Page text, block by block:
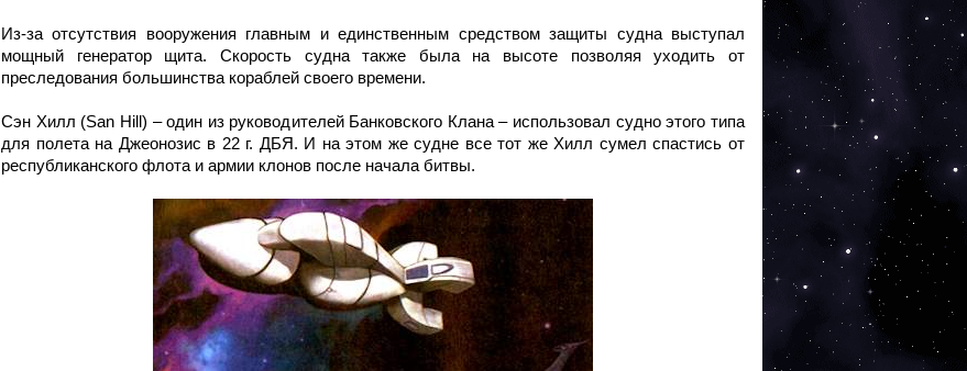
Из-за отсутствия вооружения главным и единственным средством защиты судна выступал
мощный генератор щита. Скорость судна также была на высоте позволяя уходить от
преследования большинства кораблей своего времени.
Сэн Хилл (San Hill) – один из руководителей Банковского Клана – использовал судно этого типа
для полета на Джеонозис в 22 г. ДБЯ. И на этом же судне все тот же Хилл сумел спастись от
республиканского флота и армии клонов после начала битвы.